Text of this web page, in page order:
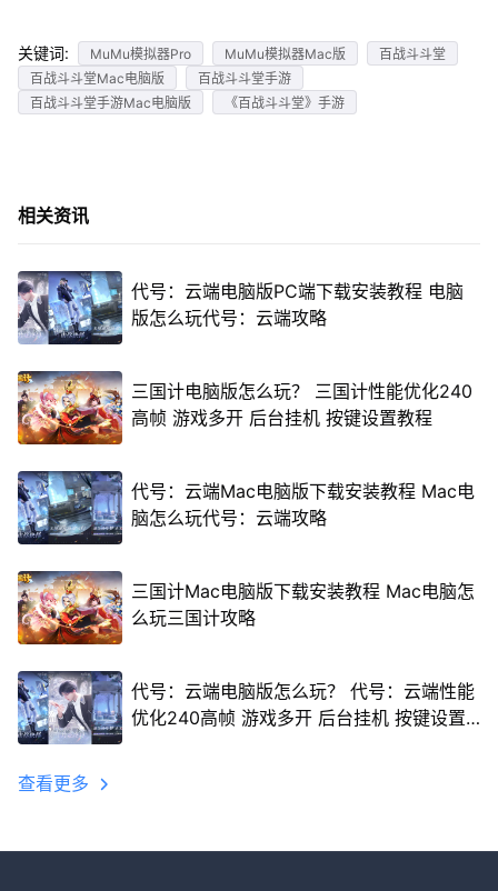
关键词: MuMu模拟器Pro MuMu模拟器Mac版
百战斗斗堂
百战斗斗堂Mac电脑版
百战斗斗堂手游
百战斗斗堂手游Mac电脑版
《百战斗斗堂》手游
相关资讯
代号：云端电脑版PC端下载安装教程 电脑
版怎么玩代号：云端攻略
三国计电脑版怎么玩？ 三国计性能优化240
高帧 游戏多开 后台挂机 按键设置教程
代号：云端Mac电脑版下载安装教程 Mac电
脑怎么玩代号：云端攻略
三国计Mac电脑版下载安装教程 Mac电脑怎
么玩三国计攻略
代号：云端电脑版怎么玩？ 代号：云端性能
优化240高帧 游戏多开 后台挂机 按键设置
查看更多